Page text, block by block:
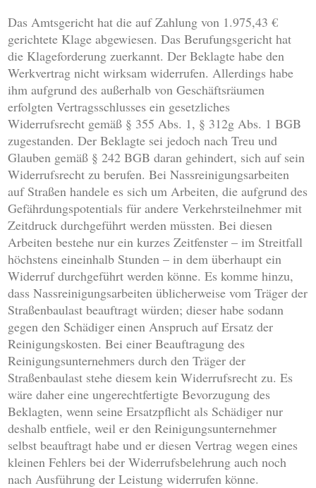
Das Amtsgericht hat die auf Zahlung von 1.975,43 €
gerichtete Klage abgewiesen. Das Berufungsgericht hat
die Klageforderung zuerkannt. Der Beklagte habe den
Werkvertrag nicht wirksam widerrufen. Allerdings habe
ihm aufgrund des außerhalb von Geschäftsräumen
erfolgten Vertragsschlusses ein gesetzliches
Widerrufsrecht gemäß § 355 Abs. 1, § 312g Abs. 1 BGB
zugestanden. Der Beklagte sei jedoch nach Treu und
Glauben gemäß § 242 BGB daran gehindert, sich auf sein
Widerrufsrecht zu berufen. Bei Nassreinigungsarbeiten
auf Straßen handele es sich um Arbeiten, die aufgrund des
Gefährdungspotentials für andere Verkehrsteilnehmer mit
Zeitdruck durchgeführt werden müssten. Bei diesen
Arbeiten bestehe nur ein kurzes Zeitfenster – im Streitfall
höchstens eineinhalb Stunden – in dem überhaupt ein
Widerruf durchgeführt werden könne. Es komme hinzu,
dass Nassreinigungsarbeiten üblicherweise vom Träger der
Straßenbaulast beauftragt würden; dieser habe sodann
gegen den Schädiger einen Anspruch auf Ersatz der
Reinigungskosten. Bei einer Beauftragung des
Reinigungsunternehmers durch den Träger der
Straßenbaulast stehe diesem kein Widerrufsrecht zu. Es
wäre daher eine ungerechtfertigte Bevorzugung des
Beklagten, wenn seine Ersatzpflicht als Schädiger nur
deshalb entfiele, weil er den Reinigungsunternehmer
selbst beauftragt habe und er diesen Vertrag wegen eines
kleinen Fehlers bei der Widerrufsbelehrung auch noch
nach Ausführung der Leistung widerrufen könne.